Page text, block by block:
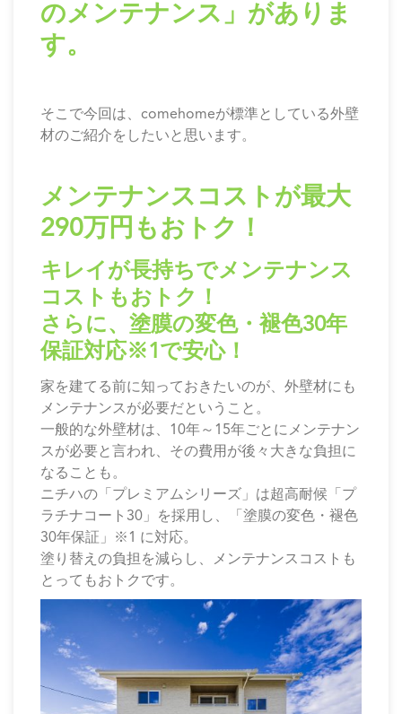
のメンテナンス」がありま
す。
そこで今回は、comehomeが標準としている外壁
材のご紹介をしたいと思います。
メンテナンスコストが最大
290万円もおトク！
キレイが長持ちでメンテナンス
コストもおトク！
さらに、塗膜の変色・褪色30年
保証対応※1で安心！
家を建てる前に知っておきたいのが、外壁材にも
メンテナンスが必要だということ。
一般的な外壁材は、10年～15年ごとにメンテナン
スが必要と言われ、その費用が後々大きな負担に
なることも。
ニチハの「プレミアムシリーズ」は超高耐候「プ
ラチナコート30」を採用し、「塗膜の変色・褪色
30年保証」
※1
に対応。
塗り替えの負担を減らし、メンテナンスコストも
とってもおトクです。